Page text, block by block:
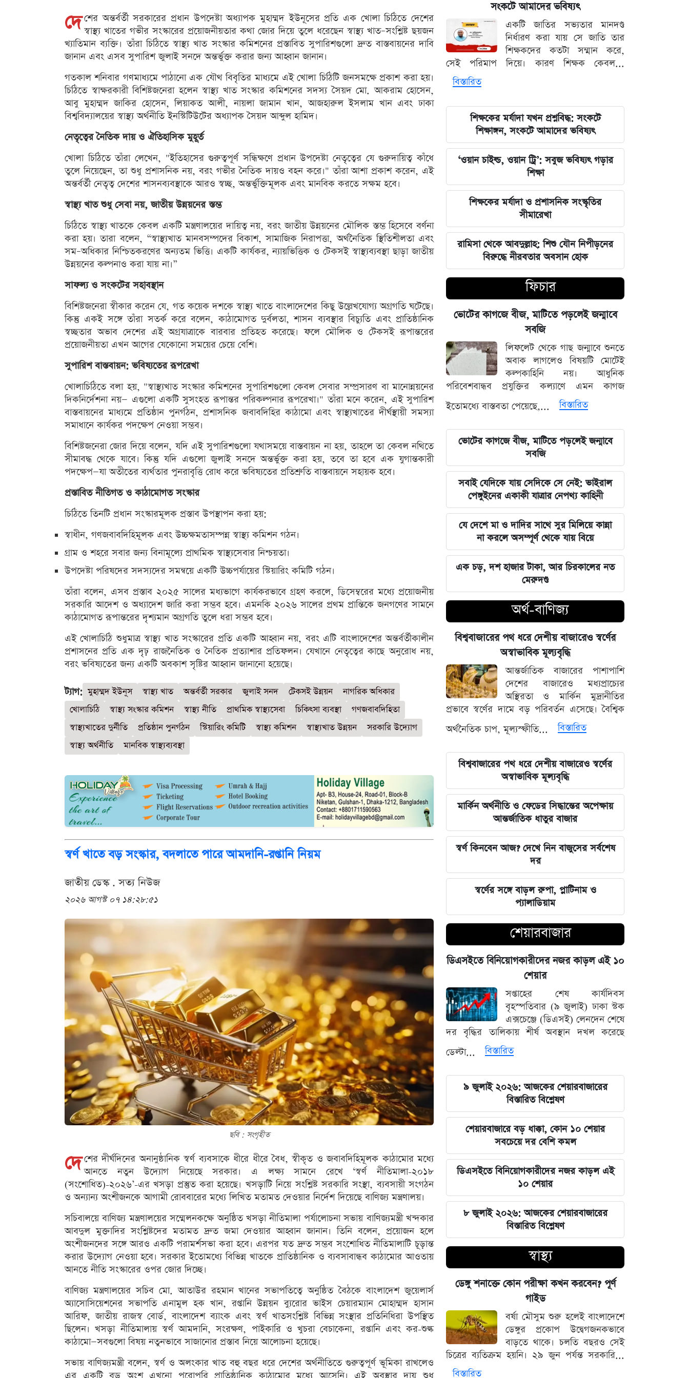
দে শের অন্তর্বর্তী সরকারের প্রধান উপদেষ্টা অধ্যাপক মুহাম্মদ ইউনূসের প্রতি এক খোলা চিঠিতে দেশের
স্বাস্থ্য খাতের গভীর সংস্কারের প্রয়োজনীয়তার কথা জোর দিয়ে তুলে ধরেছেন স্বাস্থ্য খাত–সংশ্লিষ্ট ছয়জন
খ্যাতিমান ব্যক্তি। তাঁরা চিঠিতে স্বাস্থ্য খাত সংস্কার কমিশনের প্রস্তাবিত সুপারিশগুলো দ্রুত বাস্তবায়নের দাবি
জানান এবং এসব সুপারিশ জুলাই সনদে অন্তর্ভুক্ত করার জন্য আহ্বান জানান।
গতকাল শনিবার গণমাধ্যমে পাঠানো এক যৌথ বিবৃতির মাধ্যমে এই খোলা চিঠিটি জনসমক্ষে প্রকাশ করা হয়।
চিঠিতে স্বাক্ষরকারী বিশিষ্টজনেরা হলেন স্বাস্থ্য খাত সংস্কার কমিশনের সদস্য সৈয়দ মো. আকরাম হোসেন,
আবু মুহাম্মদ জাকির হোসেন, লিয়াকত আলী, নায়লা জামান খান, আজহারুল ইসলাম খান এবং ঢাকা
বিশ্ববিদ্যালয়ের স্বাস্থ্য অর্থনীতি ইনস্টিটিউটের অধ্যাপক সৈয়দ আব্দুল হামিদ।
নেতৃত্বের নৈতিক দায় ও ঐতিহাসিক মুহূর্ত
খোলা চিঠিতে তাঁরা লেখেন, "ইতিহাসের গুরুত্বপূর্ণ সন্ধিক্ষণে প্রধান উপদেষ্টা নেতৃত্বের যে গুরুদায়িত্ব কাঁধে
তুলে নিয়েছেন, তা শুধু প্রশাসনিক নয়, বরং গভীর নৈতিক দায়ও বহন করে।" তাঁরা আশা প্রকাশ করেন, এই
অন্তর্বর্তী নেতৃত্ব দেশের শাসনব্যবস্থাকে আরও স্বচ্ছ, অন্তর্ভুক্তিমূলক এবং মানবিক করতে সক্ষম হবে।
স্বাস্থ্য খাত শুধু সেবা নয়, জাতীয় উন্নয়নের স্তম্ভ
চিঠিতে স্বাস্থ্য খাতকে কেবল একটি মন্ত্রণালয়ের দায়িত্ব নয়, বরং জাতীয় উন্নয়নের মৌলিক স্তম্ভ হিসেবে বর্ণনা
করা হয়। তারা বলেন, “স্বাস্থ্যখাত মানবসম্পদের বিকাশ, সামাজিক নিরাপত্তা, অর্থনৈতিক স্থিতিশীলতা এবং
সম–অধিকার নিশ্চিতকরণের অন্যতম ভিত্তি। একটি কার্যকর, ন্যায়ভিত্তিক ও টেকসই স্বাস্থ্যব্যবস্থা ছাড়া জাতীয়
উন্নয়নের কল্পনাও করা যায় না।”
সাফল্য ও সংকটের সহাবস্থান
বিশিষ্টজনেরা স্বীকার করেন যে, গত কয়েক দশকে স্বাস্থ্য খাতে বাংলাদেশের কিছু উল্লেখযোগ্য অগ্রগতি ঘটেছে।
কিন্তু একই সঙ্গে তাঁরা সতর্ক করে বলেন, কাঠামোগত দুর্বলতা, শাসন ব্যবস্থার বিচ্যুতি এবং প্রাতিষ্ঠানিক
স্বচ্ছতার অভাব দেশের এই অগ্রযাত্রাকে বারবার প্রতিহত করেছে। ফলে মৌলিক ও টেকসই রূপান্তরের
প্রয়োজনীয়তা এখন আগের যেকোনো সময়ের চেয়ে বেশি।
সুপারিশ বাস্তবায়ন: ভবিষ্যতের রূপরেখা
খোলাচিঠিতে বলা হয়, "স্বাস্থ্যখাত সংস্কার কমিশনের সুপারিশগুলো কেবল সেবার সম্প্রসারণ বা মানোন্নয়নের
দিকনির্দেশনা নয়— এগুলো একটি সুসংহত রূপান্তর পরিকল্পনার রূপরেখা।" তাঁরা মনে করেন, এই সুপারিশ
বাস্তবায়নের মাধ্যমে প্রতিষ্ঠান পুনর্গঠন, প্রশাসনিক জবাবদিহির কাঠামো এবং স্বাস্থ্যখাতের দীর্ঘস্থায়ী সমস্যা
সমাধানে কার্যকর পদক্ষেপ নেওয়া সম্ভব।
বিশিষ্টজনেরা জোর দিয়ে বলেন, যদি এই সুপারিশগুলো যথাসময়ে বাস্তবায়ন না হয়, তাহলে তা কেবল নথিতে
সীমাবদ্ধ থেকে যাবে। কিন্তু যদি এগুলো জুলাই সনদে অন্তর্ভুক্ত করা হয়, তবে তা হবে এক যুগান্তকারী
পদক্ষেপ—যা অতীতের ব্যর্থতার পুনরাবৃত্তি রোধ করে ভবিষ্যতের প্রতিশ্রুতি বাস্তবায়নে সহায়ক হবে।
প্রস্তাবিত নীতিগত ও কাঠামোগত সংস্কার
চিঠিতে তিনটি প্রধান সংস্কারমূলক প্রস্তাব উপস্থাপন করা হয়:
স্বাধীন, গণজবাবদিহিমূলক এবং উচ্চক্ষমতাসম্পন্ন স্বাস্থ্য কমিশন গঠন।
গ্রাম ও শহরে সবার জন্য বিনামূল্যে প্রাথমিক স্বাস্থ্যসেবার নিশ্চয়তা।
উপদেষ্টা পরিষদের সদস্যদের সমন্বয়ে একটি উচ্চপর্যায়ের স্টিয়ারিং কমিটি গঠন।
তাঁরা বলেন, এসব প্রস্তাব ২০২৫ সালের মধ্যভাগে কার্যকরভাবে গ্রহণ করলে, ডিসেম্বরের মধ্যে প্রয়োজনীয়
সরকারি আদেশ ও অধ্যাদেশ জারি করা সম্ভব হবে। এমনকি ২০২৬ সালের প্রথম প্রান্তিকে জনগণের সামনে
কাঠামোগত রূপান্তরের দৃশ্যমান অগ্রগতি তুলে ধরা সম্ভব হবে।
এই খোলাচিঠি শুধুমাত্র স্বাস্থ্য খাত সংস্কারের প্রতি একটি আহ্বান নয়, বরং এটি বাংলাদেশের অন্তর্বর্তীকালীন
প্রশাসনের প্রতি এক দৃঢ় রাজনৈতিক ও নৈতিক প্রত্যাশার প্রতিফলন। যেখানে নেতৃত্বের কাছে অনুরোধ নয়,
বরং ভবিষ্যতের জন্য একটি অবকাশ সৃষ্টির আহ্বান জানানো হয়েছে।
ট্যাগ: মুহাম্মদ ইউনূস স্বাস্থ্য খাত অন্তর্বর্তী সরকার জুলাই সনদ টেকসই উন্নয়ন
নাগরিক অধিকার
খোলাচিঠি
স্বাস্থ্য সংস্কার কমিশন স্বাস্থ্য নীতি প্রাথমিক স্বাস্থ্যসেবা চিকিৎসা ব্যবস্থা
গণজবাবদিহিতা
স্বাস্থ্যখাতের দুর্নীতি
প্রতিষ্ঠান পুনর্গঠন স্টিয়ারিং কমিটি স্বাস্থ্য কমিশন স্বাস্থ্যখাত উন্নয়ন
সরকারি উদ্যোগ
স্বাস্থ্য অর্থনীতি
মানবিক স্বাস্থ্যব্যবস্থা
স্বর্ণ খাতে বড় সংস্কার, বদলাতে পারে আমদানি-রপ্তানি নিয়ম
জাতীয় ডেস্ক . সত্য নিউজ
২০২৬ আগস্ট ০৭ ১৪:২৮:৫১
ছবি : সংগৃহীত
দে শের দীর্ঘদিনের অনানুষ্ঠানিক স্বর্ণ ব্যবসাকে ধীরে ধীরে বৈধ, স্বীকৃত ও জবাবদিহিমূলক কাঠামোর মধ্যে
আনতে নতুন উদ্যোগ নিয়েছে সরকার। এ লক্ষ্য সামনে রেখে ‘স্বর্ণ নীতিমালা-২০১৮
(সংশোধিত)-২০২৬’-এর খসড়া প্রস্তুত করা হয়েছে। খসড়াটি নিয়ে সংশ্লিষ্ট সরকারি সংস্থা, ব্যবসায়ী সংগঠন
ও অন্যান্য অংশীজনকে আগামী রোববারের মধ্যে লিখিত মতামত দেওয়ার নির্দেশ দিয়েছে বাণিজ্য মন্ত্রণালয়।
সচিবালয়ে বাণিজ্য মন্ত্রণালয়ের সম্মেলনকক্ষে অনুষ্ঠিত খসড়া নীতিমালা পর্যালোচনা সভায় বাণিজ্যমন্ত্রী খন্দকার
আবদুল মুক্তাদির সংশ্লিষ্টদের মতামত দ্রুত জমা দেওয়ার আহ্বান জানান। তিনি বলেন, প্রয়োজন হলে
অংশীজনদের সঙ্গে আরও একটি পরামর্শসভা করা হবে। এরপর যত দ্রুত সম্ভব সংশোধিত নীতিমালাটি চূড়ান্ত
করার উদ্যোগ নেওয়া হবে। সরকার ইতোমধ্যে বিভিন্ন খাতকে প্রাতিষ্ঠানিক ও ব্যবসাবান্ধব কাঠামোর আওতায়
আনতে নীতি সংস্কারের ওপর জোর দিচ্ছে।
বাণিজ্য মন্ত্রণালয়ের সচিব মো. আতাউর রহমান খানের সভাপতিত্বে অনুষ্ঠিত বৈঠকে বাংলাদেশ জুয়েলার্স
অ্যাসোসিয়েশনের সভাপতি এনামুল হক খান, রপ্তানি উন্নয়ন ব্যুরোর ভাইস চেয়ারম্যান মোহাম্মদ হাসান
আরিফ, জাতীয় রাজস্ব বোর্ড, বাংলাদেশ ব্যাংক এবং স্বর্ণ খাতসংশ্লিষ্ট বিভিন্ন সংস্থার প্রতিনিধিরা উপস্থিত
ছিলেন। খসড়া নীতিমালায় স্বর্ণ আমদানি, সংরক্ষণ, পাইকারি ও খুচরা বেচাকেনা, রপ্তানি এবং কর-শুল্ক
কাঠামো—সবগুলো বিষয় নতুনভাবে সাজানোর প্রস্তাব নিয়ে আলোচনা হয়েছে।
সভায় বাণিজ্যমন্ত্রী বলেন, স্বর্ণ ও অলংকার খাত বহু বছর ধরে দেশের অর্থনীতিতে গুরুত্বপূর্ণ ভূমিকা রাখলেও
দেশের নিরাপত্তা ব্যবস্থাপনায় আসছে বড়
পরিবর্তন, নতুন আইনের রূপরেখা প্রকাশ
আওয়ামী লীগ আমাদের শত্রু নয় মিত্র, তারা
বিএনপির সঙ্গে মিশে যাবে: নাছির চৌধুরী
ঘরে বসেই যেভাবে জানবেন এসএসসির
ফলাফল, ১০ আগস্ট প্রকাশের ঘোষণা
মার্কিন ইমিগ্রেশন সার্ভিস বিভাগে বড়
পরিবর্তন, প্রবাসীদের জন্য জরুরি বার্তা
২০২৩ সালের ইসরায়েলি হামলার ক্ষত:
আড়াই বছর পর উদ্ধার ৪০ শিশুর
দেহাবশেষ
জুলাই শহীদদের কবর বাঁধানোর বরাদ্দও
মেরে খেয়েছে অন্তর্বর্তী সরকার: ইশরাক
হোসেন
শেয়ারবাজারে আর্থিক কেলেঙ্কারির তদন্তের
বড় আপডেট জানাল দুদক
যুদ্ধের বড় প্রস্তুতি নিচ্ছে ইরান, আকাশ
প্রতিরক্ষা ও অস্ত্র ব্যবস্থার ব্যাপক
আধুনিকায়ন
চার বিভাগে দুর্যোগপূর্ণ আবহাওয়ার আশঙ্কায়
আবহাওয়া দপ্তরের বিশেষ সতর্কতা
হাসিনাকে মাইক দেওয়ায় ভারতকে
কাঠগড়ায় তুললেন সালাহউদ্দিন
বিশ্ববাজারের পথ ধরে দেশীয় বাজারেও
স্বর্ণের অস্বাভাবিক মূল্যবৃদ্ধি
গ্যাস ও বিদ্যুৎ সংকট মোকাবিলায় নতুন
আশার খবর দিলেন জ্বালানিমন্ত্রী
নদীদূষণ দূর করতে না পারলে ভবিষ্যৎ
প্রজন্মের কাছে জবাব দিতে হবে: প্রধানমন্ত্রী
তারেক রহমান
ফ্যাসিবাদবিরোধী সব শক্তির জাতীয় ঐক্য
বজায় রাখা এখন সময়ের দাবি: মাহদী
আমিন
ইতিহাসের মালিকানা কারও একার নয়, ৫
আগস্টের বিজয় সাধারণ মানুষের: সাইদুর
রহমান লিটল
দেবিদ্বার ম্যানেজিং কমিটির সভাপতি
নির্বাচিত মিজানুর রহমান মাস্টার
জুলাইয়ের চেতনাকে হৃদয়ে ধারণ করতে
হবে, যেন তা হারিয়ে না যায়: ভারপ্রাপ্ত
রাষ্ট্রপতি
ভারত সরকারের আলটিমেটামের মুখে
নতিস্বীকার, ভুল স্বীকার করল মেটা
লঙ্কা প্রিমিয়ার লিগে ভারতীয় কিংবদন্তির
আগমন, মালিকানায় বড় চমক
জুলাই কার-এ নিয়ে বিভাজন করলে অর্জন
হারিয়ে যাবে: স্বরাষ্ট্রমন্ত্রী
আগামী ৪৮ ঘণ্টার আবহাওয়ার চিত্র: ঝোড়ো
বৃষ্টি নিয়ে সতর্কবার্তা
'মানুষ ভোট দিয়ে এমপি বানিয়েছে,
বিএনপিকে সত্য মেনে নিতে হবে': রুমিন
ফারহানা
৫ আগস্টের ভরদুপুরে দেশত্যাগ: গণভবন
থেকে ভারতের ফ্লাইট পর্যন্ত যা ঘটেছিল
ভারতপ্রেমী হলে দাগি আসামির অপরাধও
চোখ এড়িয়ে যায় দিল্লির: রুহুল কবির
রিজভী
বাংলাদেশ আর কোনো দেশের 'ক্লায়েন্ট স্টেট'
থাকবে না: পররাষ্ট্রমন্ত্রী ড. খলিলুর রহমান
এক ক্লিকেই ফোন-ল্যাপটপের নিয়ন্ত্রণ নিচ্ছে
হ্যাকাররা, পপ-আপ আপডেট নিয়ে কড়া
হুঁশিয়ারি
চাঁদের পৃষ্ঠে ফ্যালকন-৯ রকেটের
অনাকাঙ্ক্ষিত আঘাত
আবু সাঈদের ছবি ছাড়া কোনো ডকুমেন্টারি
হতে পারে না: ভারপ্রাপ্ত রাষ্ট্রপতি হাফিজ
উদ্দিন
জুলাই স্মৃতি জাদুঘর উদ্বোধন করলেন
প্রধানমন্ত্রী তারেক রহমান
মার্কিন ক্ষেপণাস্ত্র মজুত নিয়ে নতুন তথ্য, কী
সংকটে আমাদের ভবিষ্যৎ
একটি জাতির সভ্যতার মানদণ্ড
নির্ধারণ করা যায় সে জাতি তার
শিক্ষকদের কতটা সম্মান করে,
সেই পরিমাপ দিয়ে। কারণ শিক্ষক কেবল...
বিস্তারিত
শিক্ষকের মর্যাদা যখন প্রশ্নবিদ্ধ: সংকটে
শিক্ষাঙ্গন, সংকটে আমাদের ভবিষ্যৎ
‘ওয়ান চাইল্ড, ওয়ান ট্রি’: সবুজ ভবিষ্যৎ গড়ার
শিক্ষা
শিক্ষকের মর্যাদা ও প্রশাসনিক সংস্কৃতির
সীমারেখা
রামিসা থেকে আবদুল্লাহ: শিশু যৌন নিপীড়নের
বিরুদ্ধে নীরবতার অবসান হোক
ফিচার
ভোটের কাগজে বীজ, মাটিতে পড়লেই জন্মাবে
সবজি
লিফলেট থেকে গাছ জন্মাবে শুনতে
অবাক লাগলেও বিষয়টি মোটেই
কল্পকাহিনি নয়। আধুনিক
পরিবেশবান্ধব প্রযুক্তির কল্যাণে এমন কাগজ
ইতোমধ্যে বাস্তবতা পেয়েছে,...
বিস্তারিত
ভোটের কাগজে বীজ, মাটিতে পড়লেই জন্মাবে
সবজি
সবাই যেদিকে যায় সেদিকে সে নেই: ভাইরাল
পেঙ্গুইনের একাকী যাত্রার নেপথ্য কাহিনী
যে দেশে মা ও দাদির সাথে সুর মিলিয়ে কান্না
না করলে অসম্পূর্ণ থেকে যায় বিয়ে
এক চড়, দশ হাজার টাকা, আর চিরকালের নত
মেরুদণ্ড
অর্থ-বাণিজ্য
বিশ্ববাজারের পথ ধরে দেশীয় বাজারেও স্বর্ণের
অস্বাভাবিক মূল্যবৃদ্ধি
আন্তর্জাতিক বাজারের পাশাপাশি
দেশের বাজারেও মধ্যপ্রাচ্যের
অস্থিরতা ও মার্কিন মুদ্রানীতির
প্রভাবে স্বর্ণের দামে বড় পরিবর্তন এসেছে। বৈশ্বিক
অর্থনৈতিক চাপ, মূল্যস্ফীতি...
বিস্তারিত
বিশ্ববাজারের পথ ধরে দেশীয় বাজারেও স্বর্ণের
অস্বাভাবিক মূল্যবৃদ্ধি
মার্কিন অর্থনীতি ও ফেডের সিদ্ধান্তের অপেক্ষায়
আন্তর্জাতিক ধাতুর বাজার
স্বর্ণ কিনবেন আজ? দেখে নিন বাজুসের সর্বশেষ
দর
স্বর্ণের সঙ্গে বাড়ল রুপা, প্লাটিনাম ও
প্যালাডিয়াম
শেয়ারবাজার
ডিএসইতে বিনিয়োগকারীদের নজর কাড়ল এই ১০
শেয়ার
সপ্তাহের শেষ কার্যদিবস
বৃহস্পতিবার (৯ জুলাই) ঢাকা স্টক
এক্সচেঞ্জে (ডিএসই) লেনদেন শেষে
দর বৃদ্ধির তালিকায় শীর্ষ অবস্থান দখল করেছে
ডেল্টা...
বিস্তারিত
৯ জুলাই ২০২৬: আজকের শেয়ারবাজারের
বিস্তারিত বিশ্লেষণ
শেয়ারবাজারে বড় ধাক্কা, কোন ১০ শেয়ার
সবচেয়ে দর বেশি কমল
ডিএসইতে বিনিয়োগকারীদের নজর কাড়ল এই
১০ শেয়ার
৮ জুলাই ২০২৬: আজকের শেয়ারবাজারের
বিস্তারিত বিশ্লেষণ
স্বাস্থ্য
ডেঙ্গু শনাক্তে কোন পরীক্ষা কখন করবেন? পূর্ণ
গাইড
বর্ষা মৌসুম শুরু হলেই বাংলাদেশে
ডেঙ্গুর প্রকোপ উদ্বেগজনকভাবে
বাড়তে থাকে। চলতি বছরও সেই
চিত্রের ব্যতিক্রম হয়নি। ২৯ জুন পর্যন্ত সরকারি...
বিস্তারিত